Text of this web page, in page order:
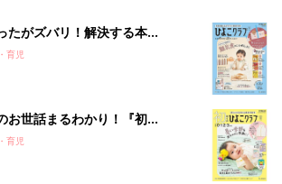
たがズバリ！解決する本
ラブ 夏号』 4カ月～2才
育児
お世話まるわかり！『初め
クラブ 夏号』〈巻頭大特
育児